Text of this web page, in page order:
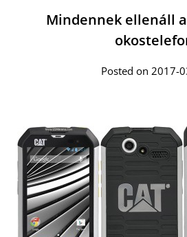
Mindennek ellenáll
Posted on 2017-